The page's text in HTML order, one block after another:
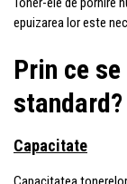
epuizarea lor este
Prin ce
standard?
Capacitate